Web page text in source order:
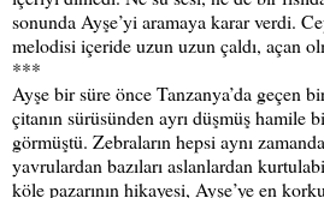
sonunda Ayşe’yi aramaya karar verdi.
melodisi içeride uzun uzun çaldı, açan
***
Ayşe bir süre önce Tanzanya’da geçen
çitanın sürüsünden ayrı düşmüş hamile
görmüştü. Zebraların hepsi aynı
yavrulardan bazıları aslanlardan
köle pazarının hikayesi, Ayşe’ye en